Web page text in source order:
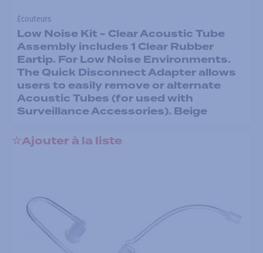
Écouteurs
Low Noise Kit - Clear Acoustic Tube
Assembly includes 1 Clear Rubber
Eartip. For Low Noise Environments.
The Quick Disconnect Adapter allows
users to easily remove or alternate
Acoustic Tubes (for used with
Surveillance Accessories). Beige
Ajouter à la liste